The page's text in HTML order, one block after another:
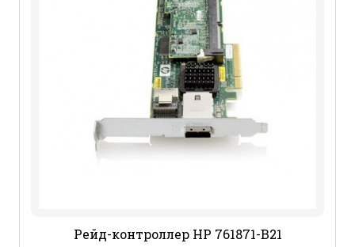
Рейд-контроллер HP 761871-B21